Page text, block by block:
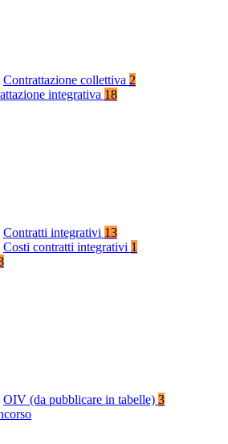
Contrattazione collettiva 2
integrativa 18
Contratti integrativi 13
Costi contratti integrativi 1
OIV (da pubblicare in tabelle) 3